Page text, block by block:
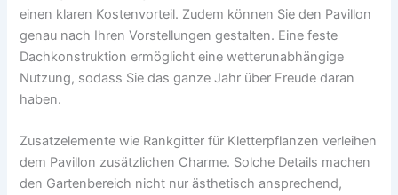
einen klaren Kostenvorteil. Zudem können Sie den Pavillon
genau nach Ihren Vorstellungen gestalten. Eine feste
Dachkonstruktion ermöglicht eine wetterunabhängige
Nutzung, sodass Sie das ganze Jahr über Freude daran
haben.
Zusatzelemente wie Rankgitter für Kletterpflanzen verleihen
dem Pavillon zusätzlichen Charme. Solche Details machen
den Gartenbereich nicht nur ästhetisch ansprechend,